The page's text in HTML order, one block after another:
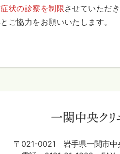
状の診察を制限させていただき
ご協力をお願いいたします。
〒021-0021 岩手県一関市中